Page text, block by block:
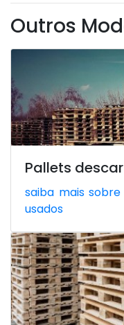
Outros
Pallets
saiba mais
usados